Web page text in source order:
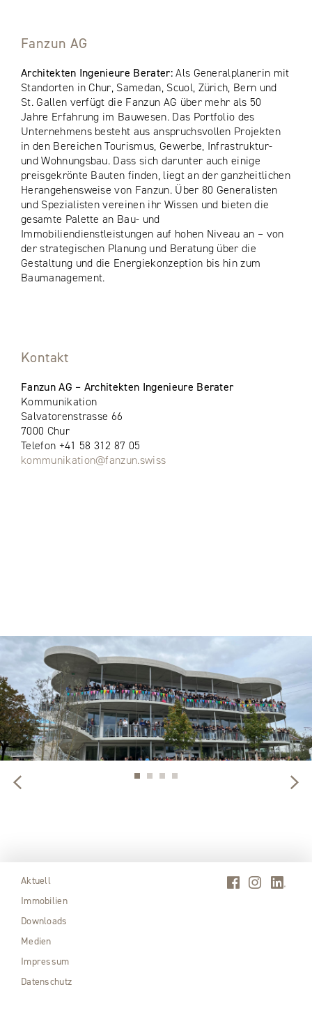
Fanzun AG
Architekten Ingenieure Berater:Als Generalplanerin mit
Standorten in Chur, Samedan, Scuol, Zürich, Bern und
St. Gallen verfügt die Fanzun AG über mehr als 50
Jahre Erfahrung im Bauwesen. Das Portfolio des
Unternehmens besteht aus anspruchsvollen Projekten
in den Bereichen Tourismus, Gewerbe, Infrastruktur-
und Wohnungsbau. Dass sich darunter auch einige
preisgekrönte Bauten finden, liegt an der ganzheitlichen
Herangehensweise von Fanzun. Über 80 Generalisten
und Spezialisten vereinen ihr Wissen und bieten die
gesamte Palette an Bau- und
Immobiliendienstleistungen auf hohen Niveau an – von
der strategischen Planung und Beratung über die
Gestaltung und die Energiekonzeption bis hin zum
Baumanagement.
Kontakt
Fanzun AG – Architekten Ingenieure Berater
Kommunikation
Salvatorenstrasse 66
7000 Chur
Telefon +41 58 312 87 05
kommunikation@fanzun.swiss
Aktuell
Immobilien
Downloads
Medien
Impressum
Datenschutz